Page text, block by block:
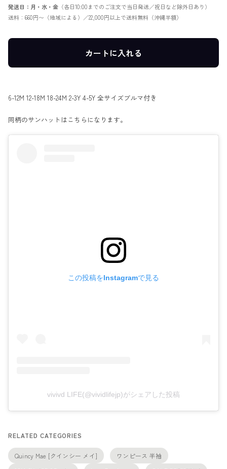
発送日：月・水・金 （各日10:00までのご注文で当日発送／祝日など除外日あり）
送料：660円〜（地域による）／22,000円以上で送料無料（沖縄半額）
カートに入れる
6-12M 12-18M 18-24M 2-3Y 4-5Y 全サイズブルマ付き
同柄のサンハットはこちら になります。
この投稿をInstagramで見る
vivivd LIFE(@vividlifejp)がシェアした投稿
RELATED CATEGORIES
Quincy Mae [クインシー メイ]
ワンピース 半袖